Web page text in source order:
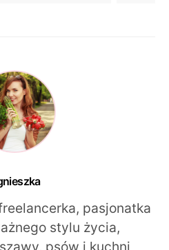
pasjonatka
stylu życia,